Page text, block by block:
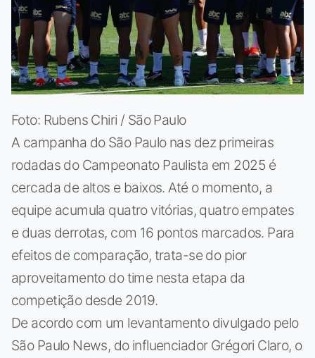
Foto: Rubens Chiri / São Paulo
A campanha do São Paulo nas dez primeiras
rodadas do Campeonato Paulista em 2025 é
cercada de altos e baixos. Até o momento, a
equipe acumula quatro vitórias, quatro empates
e duas derrotas, com 16 pontos marcados. Para
efeitos de comparação, trata-se do pior
aproveitamento do time nesta etapa da
competição desde 2019.
De acordo com um levantamento divulgado pelo
São Paulo News, do influenciador Grégori Claro, o